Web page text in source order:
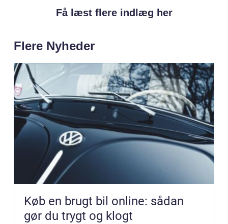
Få læst flere indlæg her
Flere Nyheder
Køb en brugt bil online: sådan
gør du trygt og klogt